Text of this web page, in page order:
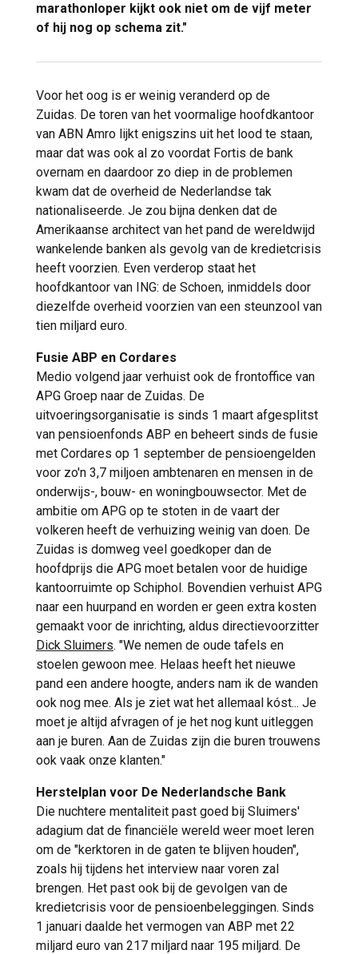
marathonloper kijkt ook niet om de vijf meter
of hij nog op schema zit."
Voor het oog is er weinig veranderd op de
Zuidas. De toren van het voormalige hoofdkantoor
van ABN Amro lijkt enigszins uit het lood te staan,
maar dat was ook al zo voordat Fortis de bank
overnam en daardoor zo diep in de problemen
kwam dat de overheid de Nederlandse tak
nationaliseerde. Je zou bijna denken dat de
Amerikaanse architect van het pand de wereldwijd
wankelende banken als gevolg van de kredietcrisis
heeft voorzien. Even verderop staat het
hoofdkantoor van ING: de Schoen, inmiddels door
diezelfde overheid voorzien van een steunzool van
tien miljard euro.
Fusie ABP en Cordares
Medio volgend jaar verhuist ook de frontoffice van
APG Groep naar de Zuidas. De
uitvoeringsorganisatie is sinds 1 maart afgesplitst
van pensioenfonds ABP en beheert sinds de fusie
met Cordares op 1 september de pensioengelden
voor zo'n 3,7 miljoen ambtenaren en mensen in de
onderwijs-, bouw- en woningbouwsector. Met de
ambitie om APG op te stoten in de vaart der
volkeren heeft de verhuizing weinig van doen. De
Zuidas is domweg veel goedkoper dan de
hoofdprijs die APG moet betalen voor de huidige
kantoorruimte op Schiphol. Bovendien verhuist APG
naar een huurpand en worden er geen extra kosten
gemaakt voor de inrichting, aldus directievoorzitter
Dick Sluimers. "We nemen de oude tafels en
stoelen gewoon mee. Helaas heeft het nieuwe
pand een andere hoogte, anders nam ik de wanden
ook nog mee. Als je ziet wat het allemaal kóst... Je
moet je altijd afvragen of je het nog kunt uitleggen
aan je buren. Aan de Zuidas zijn die buren trouwens
ook vaak onze klanten."
Herstelplan voor De Nederlandsche Bank
Die nuchtere mentaliteit past goed bij Sluimers'
adagium dat de financiële wereld weer moet leren
om de "kerktoren in de gaten te blijven houden",
zoals hij tijdens het interview naar voren zal
brengen. Het past ook bij de gevolgen van de
kredietcrisis voor de pensioenbeleggingen. Sinds
1 januari daalde het vermogen van ABP met 22
miljard euro van 217 miljard naar 195 miljard. De